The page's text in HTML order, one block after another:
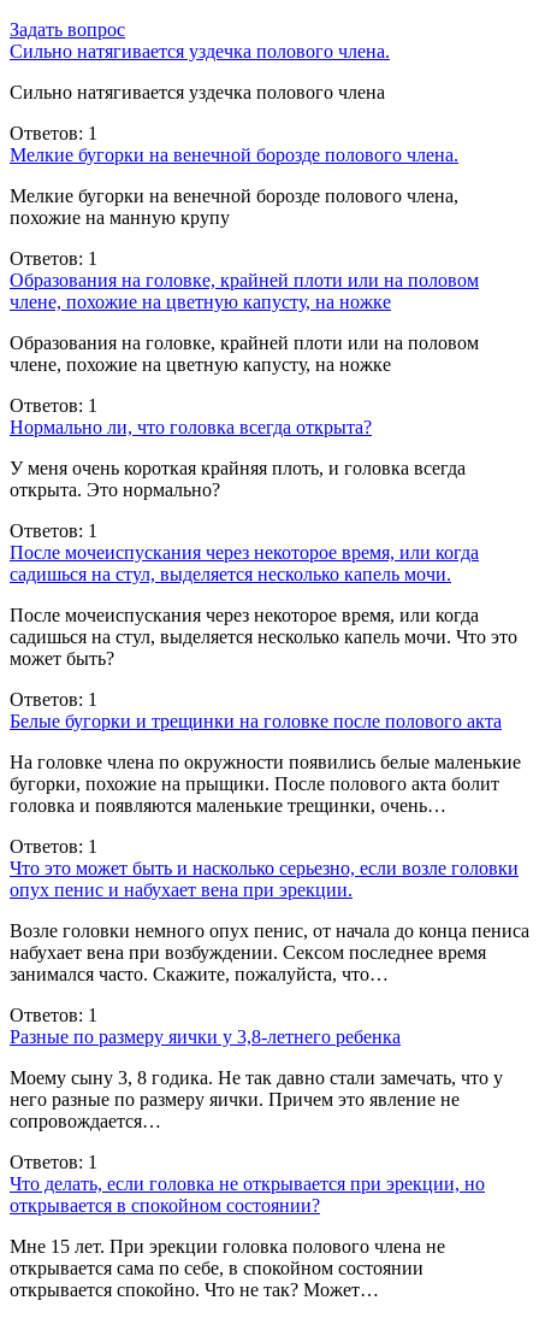
Задать вопрос
Сильно натягивается уздечка полового члена.
Сильно натягивается уздечка полового члена
Ответов: 1
Мелкие бугорки на венечной борозде полового члена.
Мелкие бугорки на венечной борозде полового члена,
похожие на манную крупу
Ответов: 1
Образования на головке, крайней плоти или на половом
члене, похожие на цветную капусту, на ножке
Образования на головке, крайней плоти или на половом
члене, похожие на цветную капусту, на ножке
Ответов: 1
Нормально ли, что головка всегда открыта?
У меня очень короткая крайняя плоть, и головка всегда
открыта. Это нормально?
Ответов: 1
После мочеиспускания через некоторое время, или когда
садишься на стул, выделяется несколько капель мочи.
После мочеиспускания через некоторое время, или когда
садишься на стул, выделяется несколько капель мочи. Что это
может быть?
Ответов: 1
Белые бугорки и трещинки на головке после полового акта
На головке члена по окружности появились белые маленькие
бугорки, похожие на прыщики. После полового акта болит
головка и появляются маленькие трещинки, очень…
Ответов: 1
Что это может быть и насколько серьезно, если возле головки
опух пенис и набухает вена при эрекции.
Возле головки немного опух пенис, от начала до конца пениса
набухает вена при возбуждении. Сексом последнее время
занимался часто. Скажите, пожалуйста, что…
Ответов: 1
Разные по размеру яички у 3,8-летнего ребенка
Моему сыну 3, 8 годика. Не так давно стали замечать, что у
него разные по размеру яички. Причем это явление не
сопровождается…
Ответов: 1
Что делать, если головка не открывается при эрекции, но
открывается в спокойном состоянии?
Мне 15 лет. При эрекции головка полового члена не
открывается сама по себе, в спокойном состоянии
открывается спокойно. Что не так? Может…